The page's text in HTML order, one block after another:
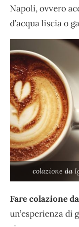
Napoli, ovvero
d’acqua liscia o
colazione da
Fare colazione
un’esperienza